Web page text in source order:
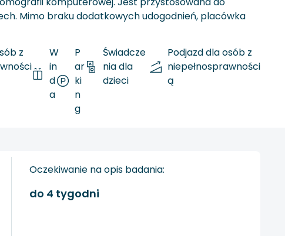
Mimo braku dodatkowych udogodnień, placówka
z
W
in
d
a
P
ar
ki
n
g
Świadcze
nia dla
dzieci
Podjazd dla osób z
niepełnosprawności
ą
Oczekiwanie na opis badania:
do 4 tygodni